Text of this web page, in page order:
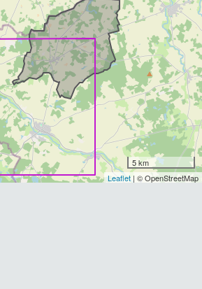
Dernière observation en1985 Fiche espèce
5 km
Leaflet | © OpenStreetMap